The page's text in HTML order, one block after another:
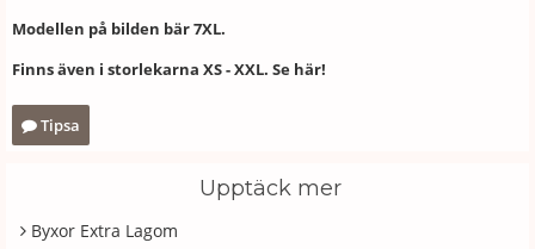
Modellen på bilden bär 7XL.
Finns även i storlekarna XS - XXL. Se här!
Tipsa
Upptäck mer
Byxor Extra Lagom